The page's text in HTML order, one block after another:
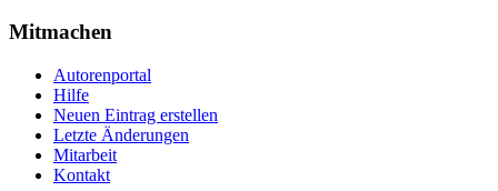
Mitmachen
Autorenportal
Hilfe
Neuen Eintrag erstellen
Letzte Änderungen
Mitarbeit
Kontakt